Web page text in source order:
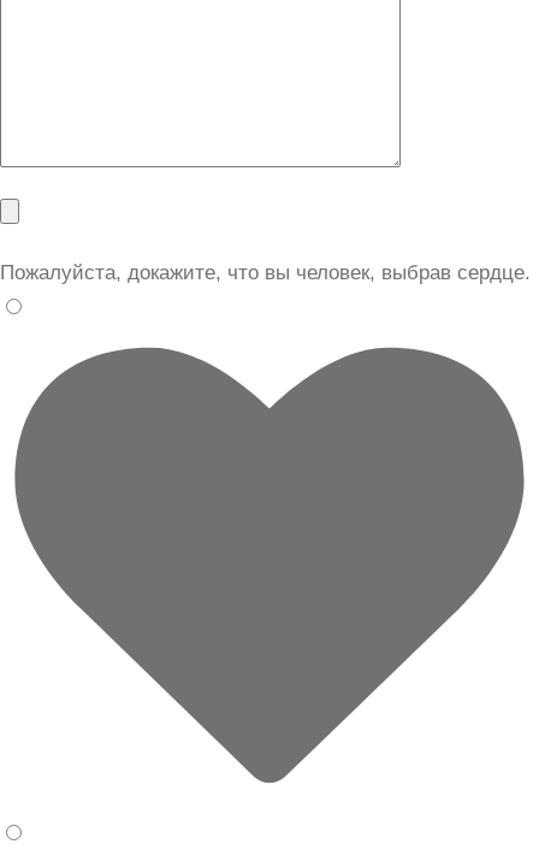
Пожалуйста, докажите, что вы человек, выбрав сердце.